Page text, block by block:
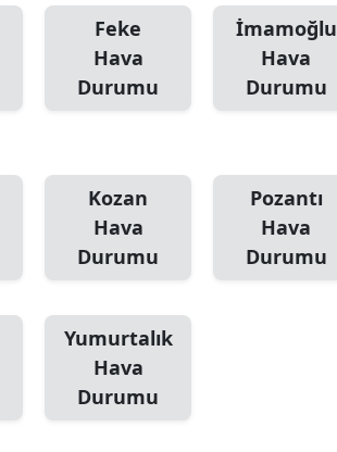
Feke
Hava
Durumu
İmamoğlu
Hava
Durumu
Kozan
Hava
Durumu
Pozantı
Hava
Durumu
Yumurtalık
Hava
Durumu